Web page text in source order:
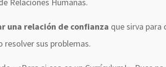
una relación de confianza que sirva para
resolver sus problemas.